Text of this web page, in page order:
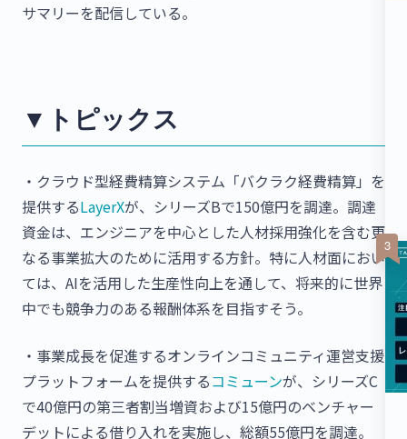
サマリーを配信している。
▼トピックス
・クラウド型経費精算システム「バクラク経費精算」を
提供するLayerXが、シリーズBで150億円を調達。調達
資金は、エンジニアを中心とした人材採用強化を含む更
なる事業拡大のために活用する方針。特に人材面におい
ては、AIを活用した生産性向上を通して、将来的に世界
中でも競争力のある報酬体系を目指すそう。
・事業成長を促進するオンラインコミュニティ運営支援
プラットフォームを提供するコミューンが、シリーズC
で40億円の第三者割当増資および15億円のベンチャー
デットによる借り入れを実施し、総額55億円を調達。